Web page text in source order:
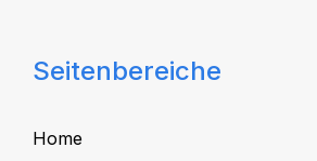
Seitenbereiche
Home